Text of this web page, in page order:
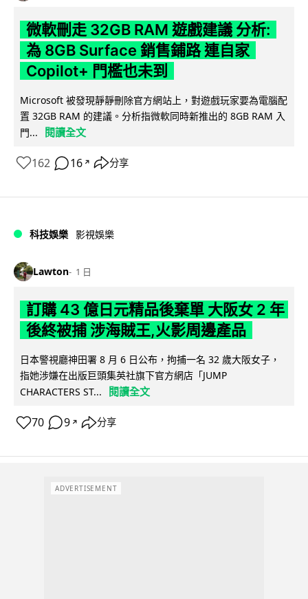
微軟刪走 32GB RAM 遊戲建議 分析:
為 8GB Surface 銷售鋪路 連自家
Copilot+ 門檻也未到
Microsoft 被發現靜靜刪除官方網站上，對遊戲玩家要為電腦配
置 32GB RAM 的建議。分析指微軟同時新推出的 8GB RAM 入
門...
閱讀全文
162 16 ↗ 分享
科技娛樂 影視娛樂
Lawton 1 日
訂購 43 億日元精品後棄單 大阪女 2 年
後終被捕 涉海賊王,火影周邊產品
日本警視廳神田署 8 月 6 日公布，拘捕一名 32 歲大阪女子，
指她涉嫌在出版巨頭集英社旗下官方網店「JUMP
CHARACTERS ST...
閱讀全文
70 9 ↗ 分享
ADVERTISEMENT